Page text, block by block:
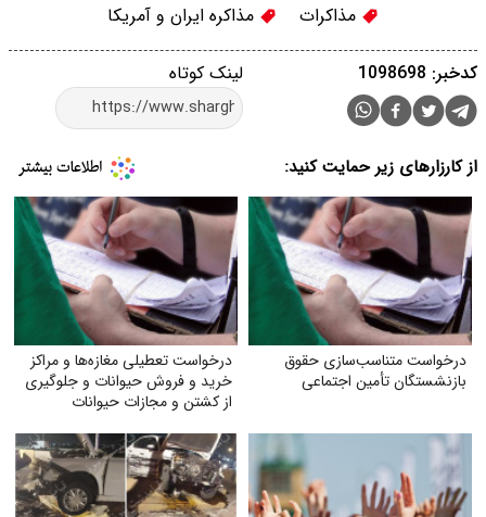
مذاکرات مذاکره ایران و آمریکا
لینک کوتاه کدخبر: 1098698
از کارزارهای زیر حمایت کنید:
درخواست متناسب‌سازی حقوق
بازنشستگان تأمین اجتماعی
درخواست تعطیلی مغازه‌ها و مراکز
خرید و فروش حیوانات و جلوگیری
از کشتن و مجازات حیوانات